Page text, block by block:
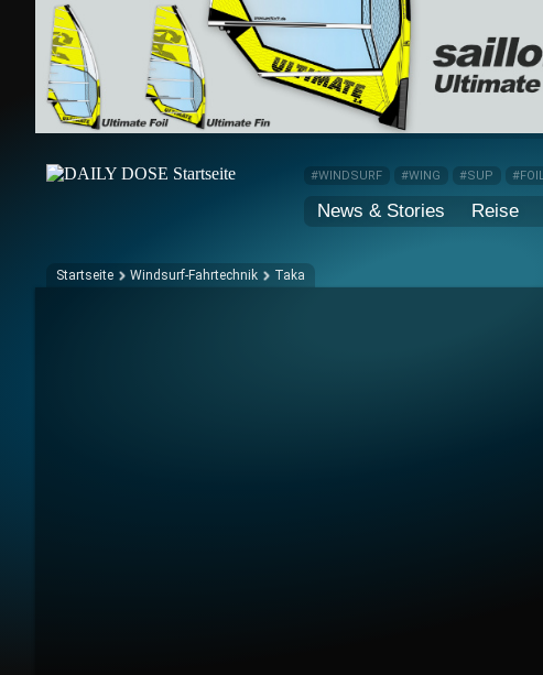
#WINDSURF #WING #SUP
News & Stories Reise
Startseite Windsurf-Fahrtechnik Taka